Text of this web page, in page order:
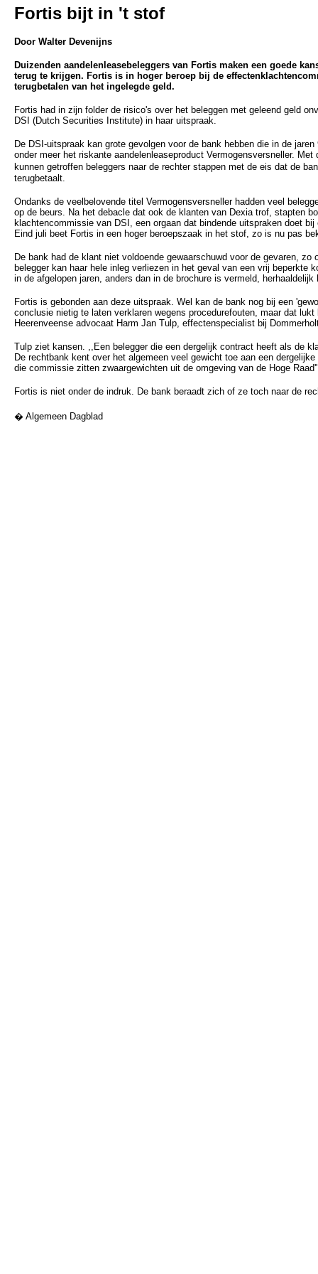
Fortis bijt in 't stof
Door Walter Devenijns
Duizenden aandelenleasebeleggers van Fortis maken een goede
terug te krijgen. Fortis is in hoger beroep bij de
terugbetalen van het ingelegde geld.
Fortis had in zijn folder de risico's over het beleggen met geleend geld
DSI (Dutch Securities Institute) in haar uitspraak.
De DSI-uitspraak kan grote gevolgen voor de bank hebben die in de
onder meer het riskante aandelenleaseproduct Vermogensversneller.
kunnen getroffen beleggers naar de rechter stappen met de eis dat de
terugbetaalt.
Ondanks de veelbelovende titel Vermogensversneller hadden veel
op de beurs. Na het debacle dat ook de klanten van Dexia trof, stapten
klachtencommissie van DSI, een orgaan dat bindende uitspraken doet
Eind juli beet Fortis in een hoger beroepszaak in het stof, zo is nu pas
De bank had de klant niet voldoende gewaarschuwd voor de gevaren, zo
belegger kan haar hele inleg verliezen in het geval van een vrij beperkte
in de afgelopen jaren, anders dan in de brochure is vermeld, herhaaldelijk
Fortis is gebonden aan deze uitspraak. Wel kan de bank nog bij een
conclusie nietig te laten verklaren wegens procedurefouten, maar dat
Heerenveense advocaat Harm Jan Tulp, effectenspecialist bij
Tulp ziet kansen. ,,Een belegger die een dergelijk contract heeft als de
De rechtbank kent over het algemeen veel gewicht toe aan een
die commissie zitten zwaargewichten uit de omgeving van de Hoge
Fortis is niet onder de indruk. De bank beraadt zich of ze toch naar de
� Algemeen Dagblad